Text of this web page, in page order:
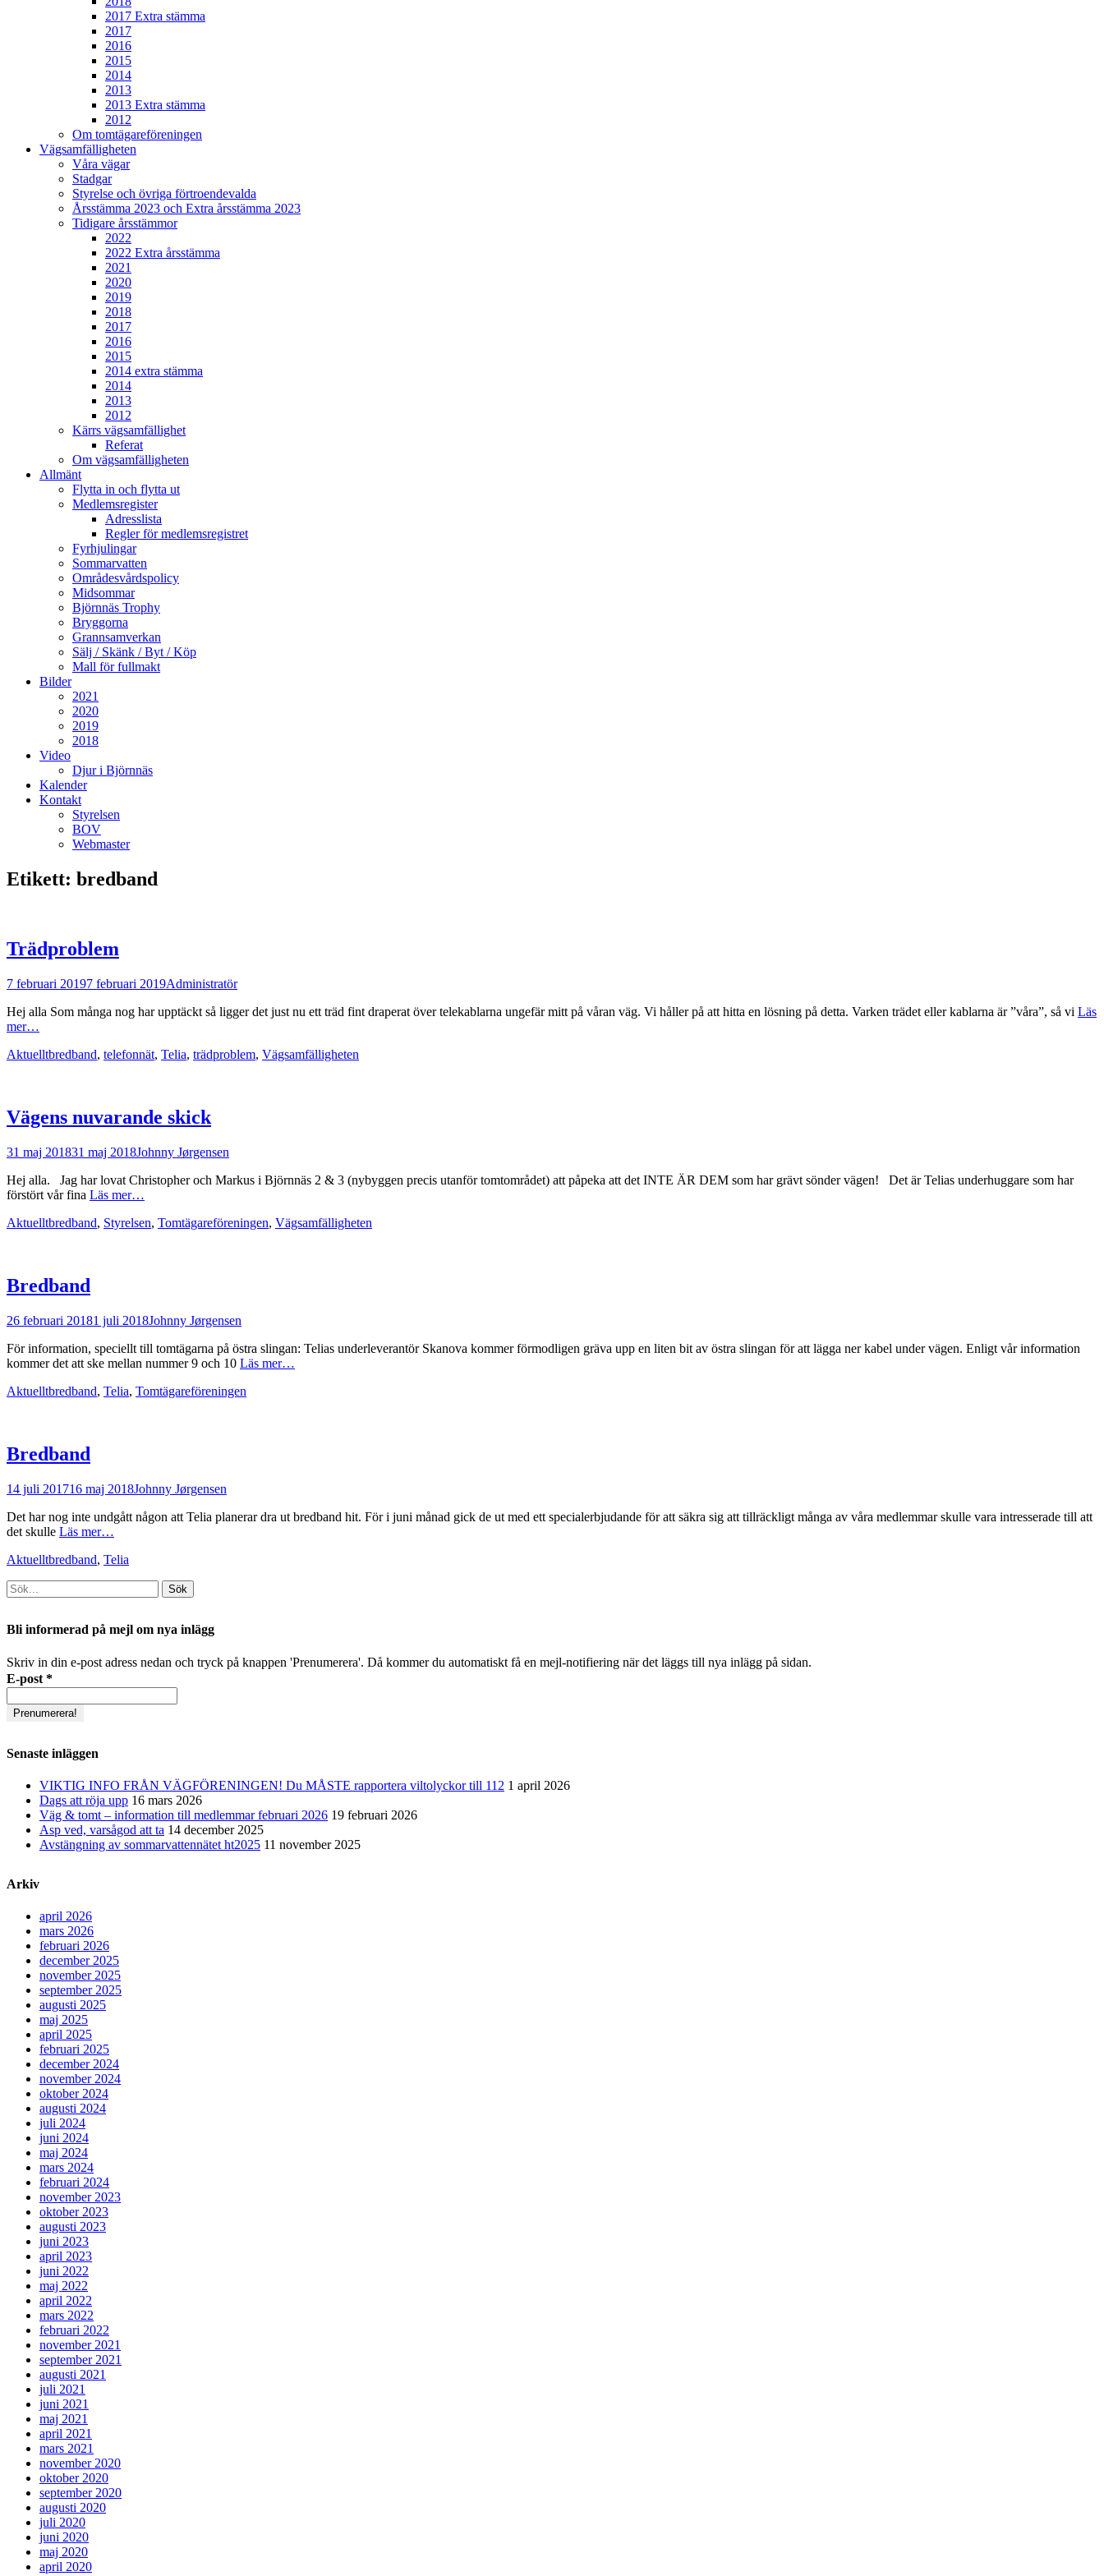
2017 Extra stämma
2017
2016
2015
2014
2013
2013 Extra stämma
2012
Om tomtägareföreningen
Vägsamfälligheten
Våra vägar
Stadgar
Styrelse och övriga förtroendevalda
Årsstämma 2023 och Extra årsstämma 2023
Tidigare årsstämmor
2022
2022 Extra årsstämma
2021
2020
2019
2018
2017
2016
2015
2014 extra stämma
2014
2013
2012
Kärrs vägsamfällighet
Referat
Om vägsamfälligheten
Allmänt
Flytta in och flytta ut
Medlemsregister
Adresslista
Regler för medlemsregistret
Fyrhjulingar
Sommarvatten
Områdesvårdspolicy
Midsommar
Björnnäs Trophy
Bryggorna
Grannsamverkan
Sälj / Skänk / Byt / Köp
Mall för fullmakt
Bilder
2021
2020
2019
2018
Video
Djur i Björnnäs
Kalender
Kontakt
Styrelsen
BOV
Webmaster
Etikett: bredband
Trädproblem
Postades
7 februari 20197 februari 2019Författare
Administratör
Hej alla Som många nog har upptäckt så ligger det just nu ett träd fint draperat över telekablarna ungefär mitt på våran väg. Vi håller på att hitta en lösning på detta. Varken trädet eller kablarna är ”våra”, så vi Läs
mer…
Kategorier
AktuelltTaggar
bredband, telefonnät, Telia, trädproblem, Vägsamfälligheten
Vägens nuvarande skick
Postades
31 maj 201831 maj 2018Författare
Johnny Jørgensen
Hej alla. Jag har lovat Christopher och Markus i Björnnäs 2 & 3 (nybyggen precis utanför tomtområdet) att påpeka att det INTE ÄR DEM som har grävt sönder vägen! Det är Telias underhuggare som har
förstört vår fina Läs mer…
Kategorier
AktuelltTaggar
bredband, Styrelsen, Tomtägareföreningen, Vägsamfälligheten
Bredband
Postades
26 februari 20181 juli 2018Författare
Johnny Jørgensen
För information, speciellt till tomtägarna på östra slingan: Telias underleverantör Skanova kommer förmodligen gräva upp en liten bit av östra slingan för att lägga ner kabel under vägen. Enligt vår information
kommer det att ske mellan nummer 9 och 10 Läs mer…
Kategorier
AktuelltTaggar
bredband, Telia, Tomtägareföreningen
Bredband
Postades
14 juli 201716 maj 2018Författare
Johnny Jørgensen
Det har nog inte undgått någon att Telia planerar dra ut bredband hit. För i juni månad gick de ut med ett specialerbjudande för att säkra sig att tillräckligt många av våra medlemmar skulle vara intresserade till att
det skulle Läs mer…
Kategorier
AktuelltTaggar
bredband, Telia
Sök
efter:
Bli informerad på mejl om nya inlägg
Skriv in din e-post adress nedan och tryck på knappen 'Prenumerera'. Då kommer du automatiskt få en mejl-notifiering när det läggs till nya inlägg på sidan.
E-post *
Senaste inläggen
VIKTIG INFO FRÅN VÄGFÖRENINGEN! Du MÅSTE rapportera viltolyckor till 112 1 april 2026
Dags att röja upp 16 mars 2026
Väg & tomt – information till medlemmar februari 2026 19 februari 2026
Asp ved, varsågod att ta 14 december 2025
Avstängning av sommarvattennätet ht2025 11 november 2025
Arkiv
april 2026
mars 2026
februari 2026
december 2025
november 2025
september 2025
augusti 2025
maj 2025
april 2025
februari 2025
december 2024
november 2024
oktober 2024
augusti 2024
juli 2024
juni 2024
maj 2024
mars 2024
februari 2024
november 2023
oktober 2023
augusti 2023
juni 2023
april 2023
juni 2022
maj 2022
april 2022
mars 2022
februari 2022
november 2021
september 2021
augusti 2021
juli 2021
juni 2021
maj 2021
april 2021
mars 2021
november 2020
oktober 2020
september 2020
augusti 2020
juli 2020
juni 2020
maj 2020
april 2020